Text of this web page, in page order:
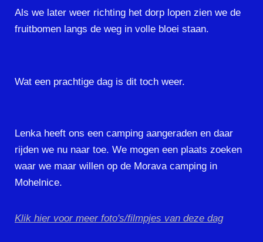
Als we later weer richting het dorp lopen zien we de
fruitbomen langs de weg in volle bloei staan.
Wat een prachtige dag is dit toch weer.
Lenka heeft ons een camping aangeraden en daar
rijden we nu naar toe. We mogen een plaats zoeken
waar we maar willen op de Morava camping in
Mohelnice.
Klik hier voor meer foto's/filmpjes van deze dag